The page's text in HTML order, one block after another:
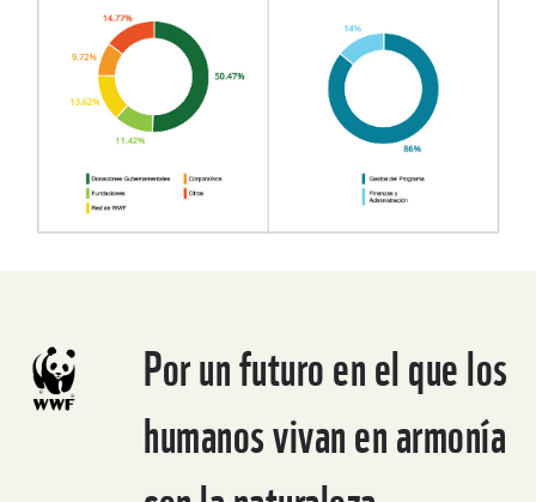
Por un futuro en el que los
humanos vivan en armonía